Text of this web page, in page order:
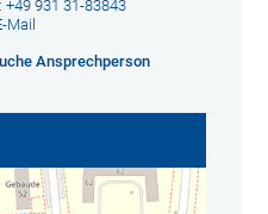
+49 931 31-83843
Mail
Ansprechperson